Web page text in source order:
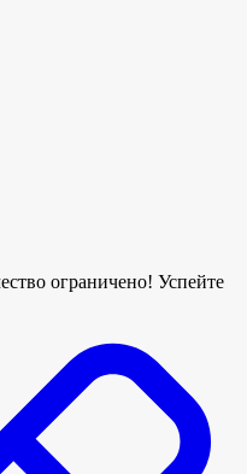
ограничено! Успейте